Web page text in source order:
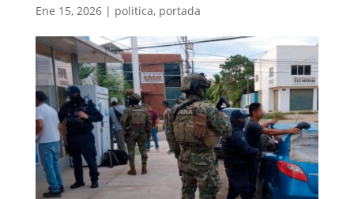
Ene 15, 2026| politica, portada